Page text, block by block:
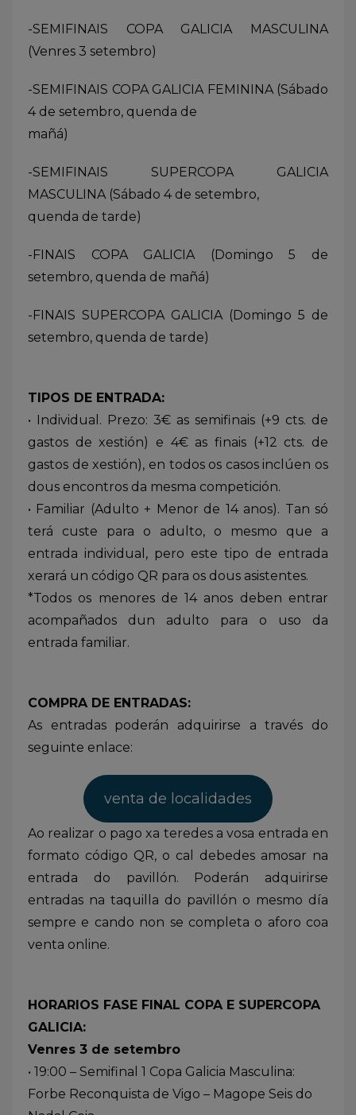
-SEMIFINAIS COPA GALICIA MASCULINA
(Venres 3 setembro)
-SEMIFINAIS COPA GALICIA FEMININA (Sábado
4 de setembro, quenda de
mañá)
-SEMIFINAIS SUPERCOPA GALICIA
MASCULINA (Sábado 4 de setembro,
quenda de tarde)
-FINAIS COPA GALICIA (Domingo 5 de
setembro, quenda de mañá)
-FINAIS SUPERCOPA GALICIA (Domingo 5 de
setembro, quenda de tarde)
TIPOS DE ENTRADA:
• Individual. Prezo: 3€ as semifinais (+9 cts. de
gastos de xestión) e 4€ as finais (+12 cts. de
gastos de xestión), en todos os casos inclúen os
dous encontros da mesma competición.
• Familiar (Adulto + Menor de 14 anos). Tan só
terá custe para o adulto, o mesmo que a
entrada individual, pero este tipo de entrada
xerará un código QR para os dous asistentes.
*Todos os menores de 14 anos deben entrar
acompañados dun adulto para o uso da
entrada familiar.
COMPRA DE ENTRADAS:
As entradas poderán adquirirse a través do
seguinte enlace:
venta de localidades
Ao realizar o pago xa teredes a vosa entrada en
formato código QR, o cal debedes amosar na
entrada do pavillón. Poderán adquirirse
entradas na taquilla do pavillón o mesmo día
sempre e cando non se completa o aforo coa
venta online.
HORARIOS FASE FINAL COPA E SUPERCOPA
GALICIA:
Venres 3 de setembro
• 19:00 – Semifinal 1 Copa Galicia Masculina:
Forbe Reconquista de Vigo – Magope Seis do